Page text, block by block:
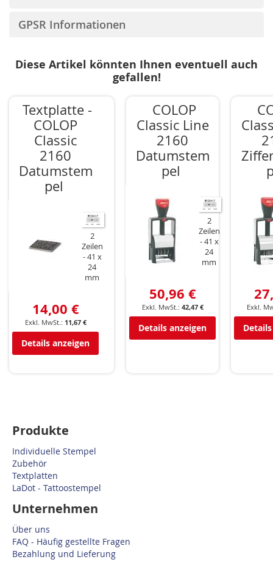
GPSR Informationen
Diese Artikel könnten Ihnen eventuell auch
gefallen!
Textplatte -
COLOP
Classic
2160
Datumstem
pel
2
Zeilen
41 x
24
mm
14,00 €
11,67 €
Details anzeigen
COLOP
Classic Line
2160
Datumstem
pel
2
Zeilen
41 x
24
mm
50,96 €
42,47 €
Details anzeigen
Produkte
Individuelle Stempel
Zubehör
Textplatten
LaDot - Tattoostempel
Unternehmen
Über uns
FAQ - Häufig gestellte Fragen
Bezahlung und Lieferung